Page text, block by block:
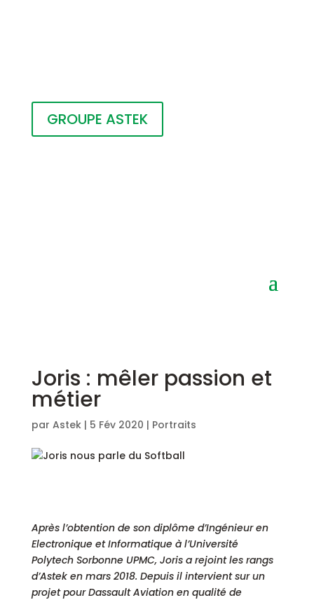
GROUPE ASTEK
Joris : mêler passion et
métier
par Astek| 5 Fév 2020 | Portraits
Après l’obtention de son diplôme d’Ingénieur en
Electronique et Informatique à l’Université
Polytech Sorbonne UPMC, Joris a rejoint les rangs
d’Astek en mars 2018. Depuis il intervient sur un
projet pour Dassault Aviation en qualité de